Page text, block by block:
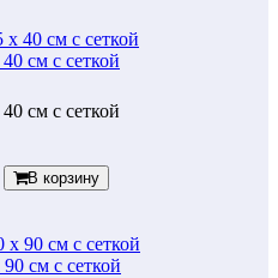
см с сеткой
см с сеткой
В корзину
см с сеткой